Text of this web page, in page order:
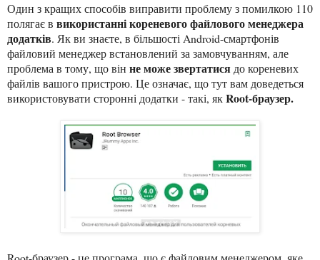
Один з кращих способів виправити проблему з помилкою 110
полягає в використанні кореневого файлового менеджера
додатків. Як ви знаєте, в більшості Android-смартфонів
файловий менеджер встановлений за замовчуванням, але
проблема в тому, що він не може звертатисядо кореневих
файлів вашого пристрою. Це означає, що тут вам доведеться
використовувати сторонні додатки - такі, якRoot-браузер.